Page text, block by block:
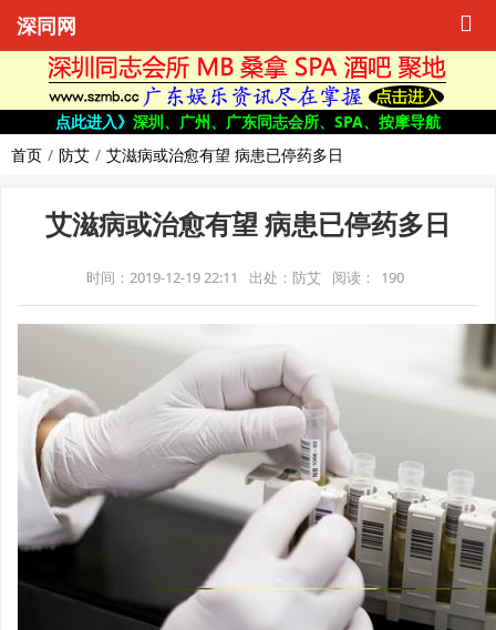
深同网
点此进入》 深圳、广州、广东同志会所、SPA、按摩导航
首页
防艾 艾滋病或治愈有望 病患已停药多日
艾滋病或治愈有望 病患已停药多日
时间：2019-12-19 22:11 出处：防艾 阅读： 190